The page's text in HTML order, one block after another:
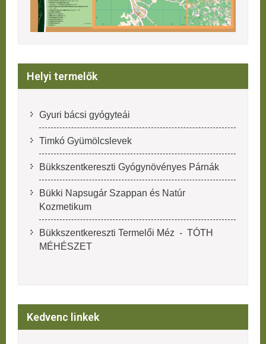
Helyi termelők
Gyuri bácsi gyógyteái
Timkó Gyümölcslevek
Bükkszentkereszti Gyógynövényes Párnák
Bükki Napsugár Szappan és Natúr
Kozmetikum
Bükkszentkereszti Termelői Méz - TÓTH
MÉHÉSZET
Kedvenc linkek